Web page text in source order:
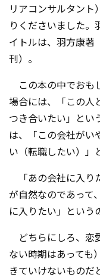
リアコンサルタント
りくださいました。
イトルは、 羽方康著
刊）。
この本の中でおも
場合には、「この人
つき合いたい」とい
は、「この会社がい
い（転職したい）」
「あの会社に入り
が自然なのであって
に入りたい」という
どちらにしろ、恋
ない時期はあっても
きていけないものだ